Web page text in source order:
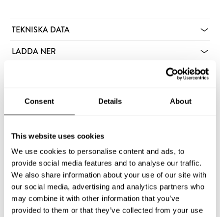
Consent Details About
This website uses cookies
We use cookies to personalise content and ads, to
provide social media features and to analyse our traffic.
We also share information about your use of our site with
our social media, advertising and analytics partners who
may combine it with other information that you’ve
provided to them or that they’ve collected from your use
TEKNISKA DATA
LADDA NER
fr. 4865
Leveransinfo och köpvillkor